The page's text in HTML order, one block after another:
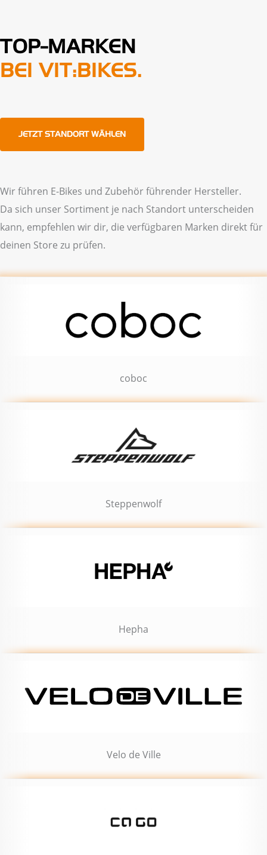
TOP-MARKEN
BEI VIT:BIKES.
JETZT STANDORT WÄHLEN
Wir führen E-Bikes und Zubehör führender Hersteller.
Da sich unser Sortiment je nach Standort unterscheiden
kann, empfehlen wir dir, die verfügbaren Marken direkt für
deinen Store zu prüfen.
coboc
Steppenwolf
Hepha
Velo de Ville